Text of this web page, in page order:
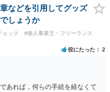
などを引用してグッズ
しょうか
ェック
#個人事業主・フリーランス
役にたった 2
あれば，何らの手続を経なくて